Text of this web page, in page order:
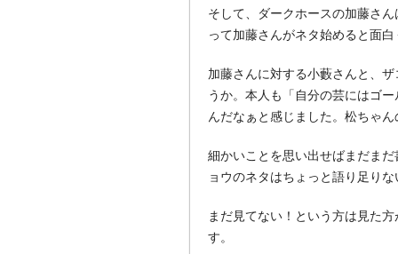
そして、ダークホースの加藤さ
って加藤さんがネタ始めると面
加藤さんに対する小藪さんと、
うか。本人も「自分の芸にはゴ
んだなぁと感じました。松ちゃ
細かいことを思い出せばまだま
ョウのネタはちょっと語り足り
まだ見てない！という方は見た
す。